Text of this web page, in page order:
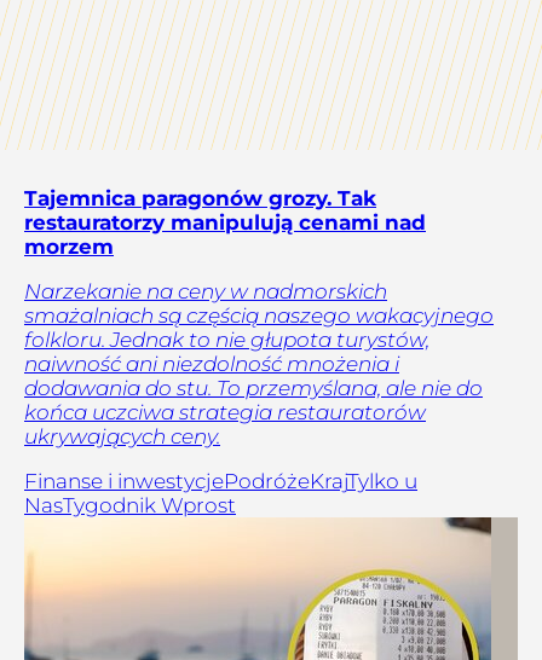
Tajemnica paragonów grozy. Tak
restauratorzy manipulują cenami nad
morzem
Narzekanie na ceny w nadmorskich
smażalniach są częścią naszego wakacyjnego
folkloru. Jednak to nie głupota turystów,
naiwność ani niezdolność mnożenia i
dodawania do stu. To przemyślana, ale nie do
końca uczciwa strategia restauratorów
ukrywających ceny.
Finanse i inwestycjePodróżeKrajTylko u
NasTygodnik Wprost